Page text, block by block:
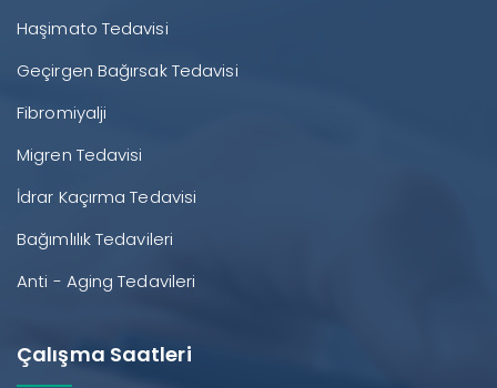
Haşimato Tedavisi
Geçirgen Bağırsak Tedavisi
Fibromiyalji
Migren Tedavisi
İdrar Kaçırma Tedavisi
Bağımlılık Tedavileri
Anti - Aging Tedavileri
Çalışma Saatleri